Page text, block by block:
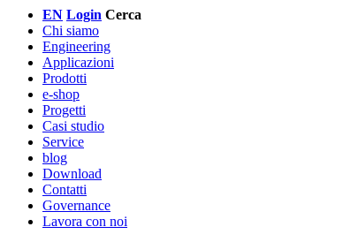
EN Login Cerca
Chi siamo
Engineering
Applicazioni
Prodotti
e-shop
Progetti
Casi studio
Service
blog
Download
Contatti
Governance
Lavora con noi